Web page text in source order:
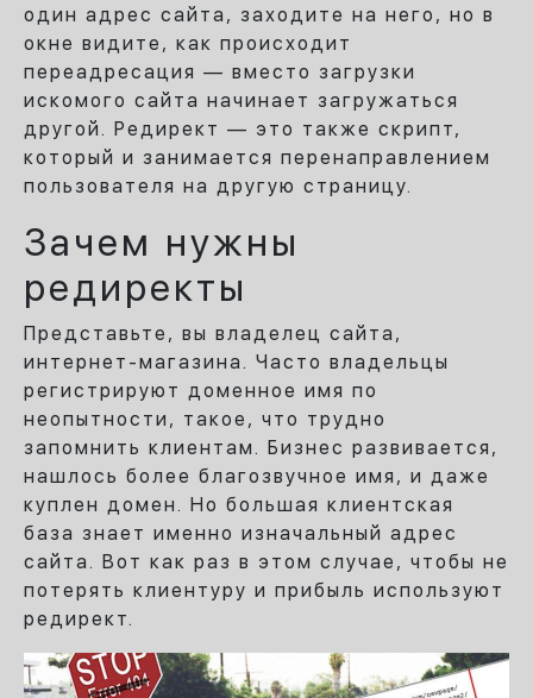
один адрес сайта, заходите на него, но в
окне видите, как происходит
переадресация — вместо загрузки
искомого сайта начинает загружаться
другой. Редирект — это также скрипт,
который и занимается перенаправлением
пользователя на другую страницу.
Зачем нужны
редиректы
Представьте, вы владелец сайта,
интернет-магазина. Часто владельцы
регистрируют доменное имя по
неопытности, такое, что трудно
запомнить клиентам. Бизнес развивается,
нашлось более благозвучное имя, и даже
куплен домен. Но большая клиентская
база знает именно изначальный адрес
сайта. Вот как раз в этом случае, чтобы не
потерять клиентуру и прибыль используют
редирект.